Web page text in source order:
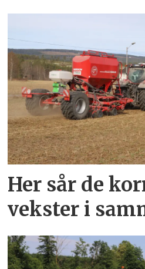
Her sår de
vekster i